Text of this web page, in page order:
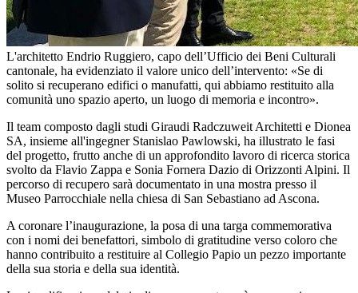
L'architetto Endrio Ruggiero, capo dell’Ufficio dei Beni Culturali
cantonale, ha evidenziato il valore unico dell’intervento: «Se di
solito si recuperano edifici o manufatti, qui abbiamo restituito alla
comunità uno spazio aperto, un luogo di memoria e incontro».
Il team composto dagli studi Giraudi Radczuweit Architetti e Dionea
SA, insieme all'ingegner Stanislao Pawlowski, ha illustrato le fasi
del progetto, frutto anche di un approfondito lavoro di ricerca storica
svolto da Flavio Zappa e Sonia Fornera Dazio di Orizzonti Alpini. Il
percorso di recupero sarà documentato in una mostra presso il
Museo Parrocchiale nella chiesa di San Sebastiano ad Ascona.
A coronare l’inaugurazione, la posa di una targa commemorativa
con i nomi dei benefattori, simbolo di gratitudine verso coloro che
hanno contribuito a restituire al Collegio Papio un pezzo importante
della sua storia e della sua identità.